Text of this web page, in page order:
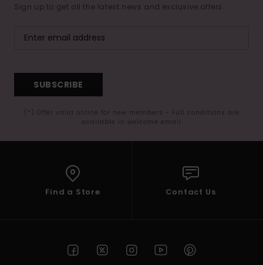
Sign up to get all the latest news and exclusive offers.
SUBSCRIBE
(*) Offer valid online for new members - Full conditions are
available in welcome email
Find a Store Contact Us